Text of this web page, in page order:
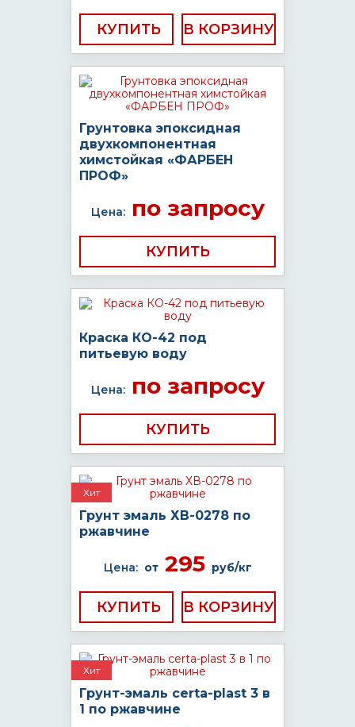
КУПИТЬ
Грунтовка эпоксидная
двухкомпонентная
химстойкая «ФАРБЕН
ПРОФ»
Цена:по запросу
КУПИТЬ
Краска КО-42 под
питьевую воду
Цена:по запросу
КУПИТЬ
Хит
Грунт эмаль ХВ-0278 по
ржавчине
Цена: от295 руб/кг
КУПИТЬ
Хит
Грунт-эмаль certa-plast 3 в
1 по ржавчине